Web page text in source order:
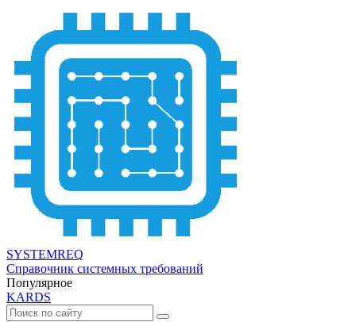
SYSTEMREQ
Справочник системных требований
Популярное
KARDS